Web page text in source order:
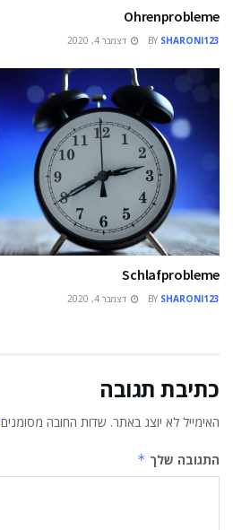
Ohrenprobleme
BY SHARONI123 דצמבר 4, 2020
Schlafprobleme
BY SHARONI123 דצמבר 4, 2020
כתיבת תגובה
האימייל לא יוצג באתר. שדות החובה מסומנים
התגובה שלך *